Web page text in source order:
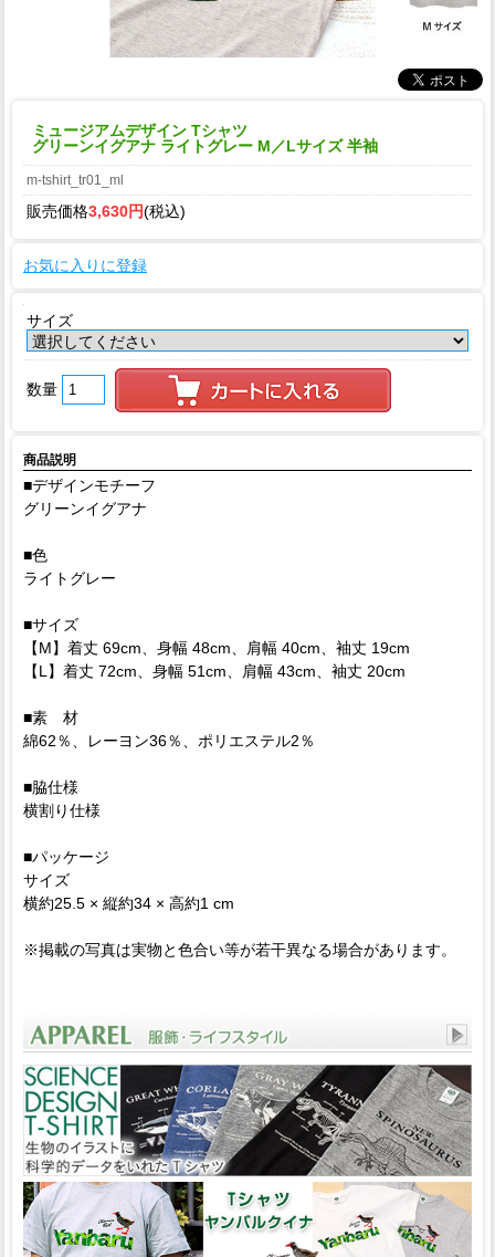
ミュージアムデザイン Tシャツ
グリーンイグアナ ライトグレー M／Lサイズ 半袖
m-tshirt_tr01_ml
販売価格3,630円(税込)
お気に入りに登録
サイズ
数量
商品説明
■デザインモチーフ
グリーンイグアナ
■色
ライトグレー
■サイズ
【M】着丈 69cm、身幅 48cm、肩幅 40cm、袖丈 19cm
【L】着丈 72cm、身幅 51cm、肩幅 43cm、袖丈 20cm
■素 材
綿62％、レーヨン36％、ポリエステル2％
■脇仕様
横割り仕様
■パッケージ
サイズ
横約25.5 × 縦約34 × 高約1 cm
※掲載の写真は実物と色合い等が若干異なる場合があります。